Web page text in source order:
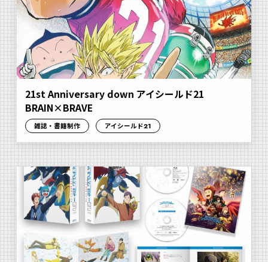
21st Anniversary down アイシールド21
BRAIN×BRAVE
雑誌・書籍制作 アイシールド21